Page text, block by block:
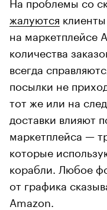
жалуются
на маркетплейсе
количества
всегда
посылки не
тот же или на
доставки влияют
маркетплейса —
которые
корабли. Любое
от графика
Amazon.